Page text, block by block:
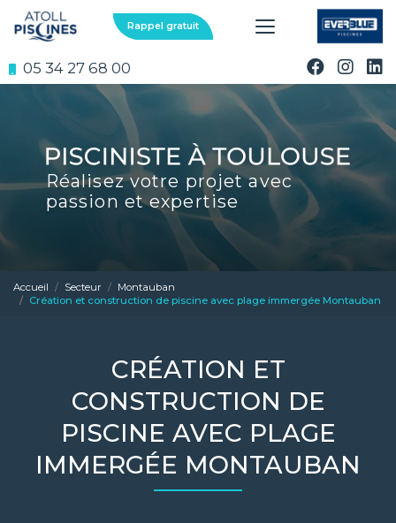
au
contenu
05 34 27 68 00
Rappel gratuit
Réalisez votre projet avec
passion et expertise
Accueil Secteur
Montauban
Création et construction de piscine avec plage immergée Montauban
CRÉATION ET
CONSTRUCTION DE
PISCINE AVEC PLAGE
IMMERGÉE MONTAUBAN